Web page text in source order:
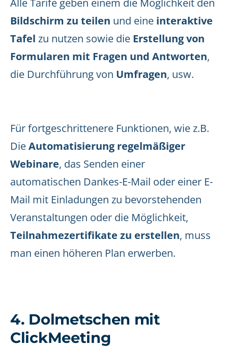
Alle Tarife geben einem die Möglichkeit den
Bildschirm zu teilen und eine interaktive
Tafel zu nutzen sowie die Erstellung von
Formularen mit Fragen und Antworten,
die Durchführung von Umfragen, usw.
Für fortgeschrittenere Funktionen, wie z.B.
DieAutomatisierung regelmäßiger
Webinare, das Senden einer
automatischen Dankes-E-Mail oder einer E-
Mail mit Einladungen zu bevorstehenden
Veranstaltungen oder die Möglichkeit,
Teilnahmezertifikate zu erstellen, muss
man einen höheren Plan erwerben.
4. Dolmetschen mit
ClickMeeting